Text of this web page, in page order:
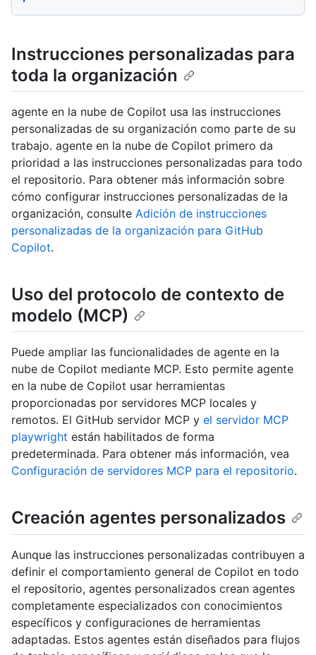
Instrucciones personalizadas para
toda la organización
agente en la nube de Copilot usa las instrucciones
personalizadas de su organización como parte de su
trabajo. agente en la nube de Copilot primero da
prioridad a las instrucciones personalizadas para todo
el repositorio. Para obtener más información sobre
cómo configurar instrucciones personalizadas de la
organización, consulte Adición de instrucciones
personalizadas de la organización para GitHub
Copilot.
Uso del protocolo de contexto de
modelo (MCP)
Puede ampliar las funcionalidades de agente en la
nube de Copilot mediante MCP. Esto permite agente
en la nube de Copilot usar herramientas
proporcionadas por servidores MCP locales y
remotos. El GitHub servidor MCP y el servidor MCP
playwright están habilitados de forma
predeterminada. Para obtener más información, vea
Configuración de servidores MCP para el repositorio.
Creación agentes personalizados
Aunque las instrucciones personalizadas contribuyen a
definir el comportamiento general de Copilot en todo
el repositorio, agentes personalizados crean agentes
completamente especializados con conocimientos
específicos y configuraciones de herramientas
adaptadas. Estos agentes están diseñados para flujos